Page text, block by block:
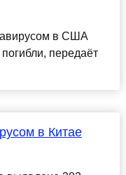
в США
передаёт
в Китае